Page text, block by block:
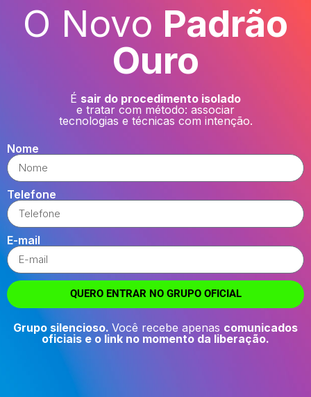
O Novo Padrão
Ouro
É sair do procedimento isolado
e tratar com método: associar
tecnologias e técnicas com intenção.
Nome
Telefone
E-mail
QUERO ENTRAR NO GRUPO OFICIAL
Grupo silencioso. Você recebe apenas comunicados
oficiais e o link no momento da liberação.